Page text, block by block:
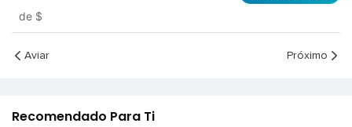
de $
Aviar Próximo
Recomendado Para Ti